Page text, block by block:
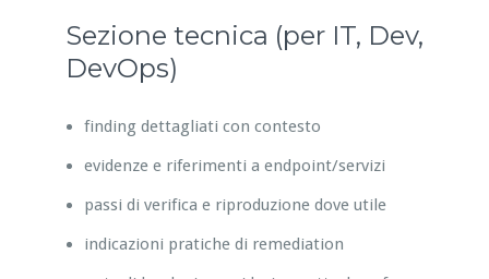
Sezione tecnica (per IT, Dev,
DevOps)
finding dettagliati con contesto
evidenze e riferimenti a endpoint/servizi
passi di verifica e riproduzione dove utile
indicazioni pratiche di remediation